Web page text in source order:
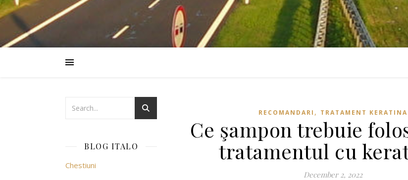
BLOG ITALO
Chestiuni
RECOMANDARI , TRATAMENT KERATINA
Ce şampon trebuie
tratamentul cu
December 2, 2022